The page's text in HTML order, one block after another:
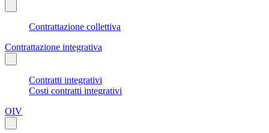
Contrattazione collettiva
Contrattazione integrativa
Contratti integrativi
Costi contratti integrativi
OIV